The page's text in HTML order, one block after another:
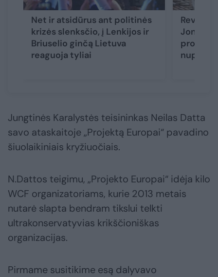
Net ir atsidūrus ant politinės
krizės slenksčio, į Lenkijos ir
Briuselio ginčą Lietuva
reaguoja tyliai
Jono
nuplėšti
Jungtinės Karalystės teisininkas Neilas Datta
savo ataskaitoje „Projektą Europai“ pavadino
šiuolaikiniais kryžiuočiais.
N.Dattos teigimu, „Projekto Europai“ idėja kilo
WCF organizatoriams, kurie 2013 metais
nutarė slapta bendram tikslui telkti
ultrakonservatyvias krikščioniškas
organizacijas.
Pirmame susitikime esą dalyvavo